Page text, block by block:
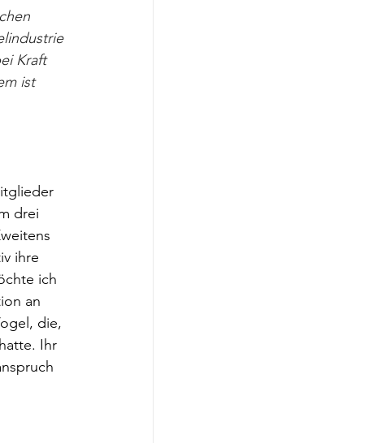
Kraft
ist
drei
ihre
ich
an
die,
Ihr